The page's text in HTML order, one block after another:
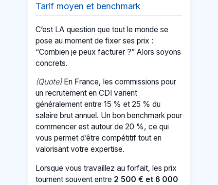
Tarif moyen et benchmark
C’est LA question que tout le monde se
pose au moment de fixer ses prix :
“Combien je peux facturer ?” Alors soyons
concrets.
(Quote)En France, les commissions pour
un recrutement en CDI varient
généralement entre 15 % et 25 % du
salaire brut annuel. Un bon benchmark pour
commencer est autour de 20 %, ce qui
vous permet d’être compétitif tout en
valorisant votre expertise.
Lorsque vous travaillez au forfait, les prix
tournent souvent entre 2 500 € et 6 000